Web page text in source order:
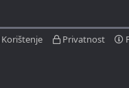
Korištenje Privatnost